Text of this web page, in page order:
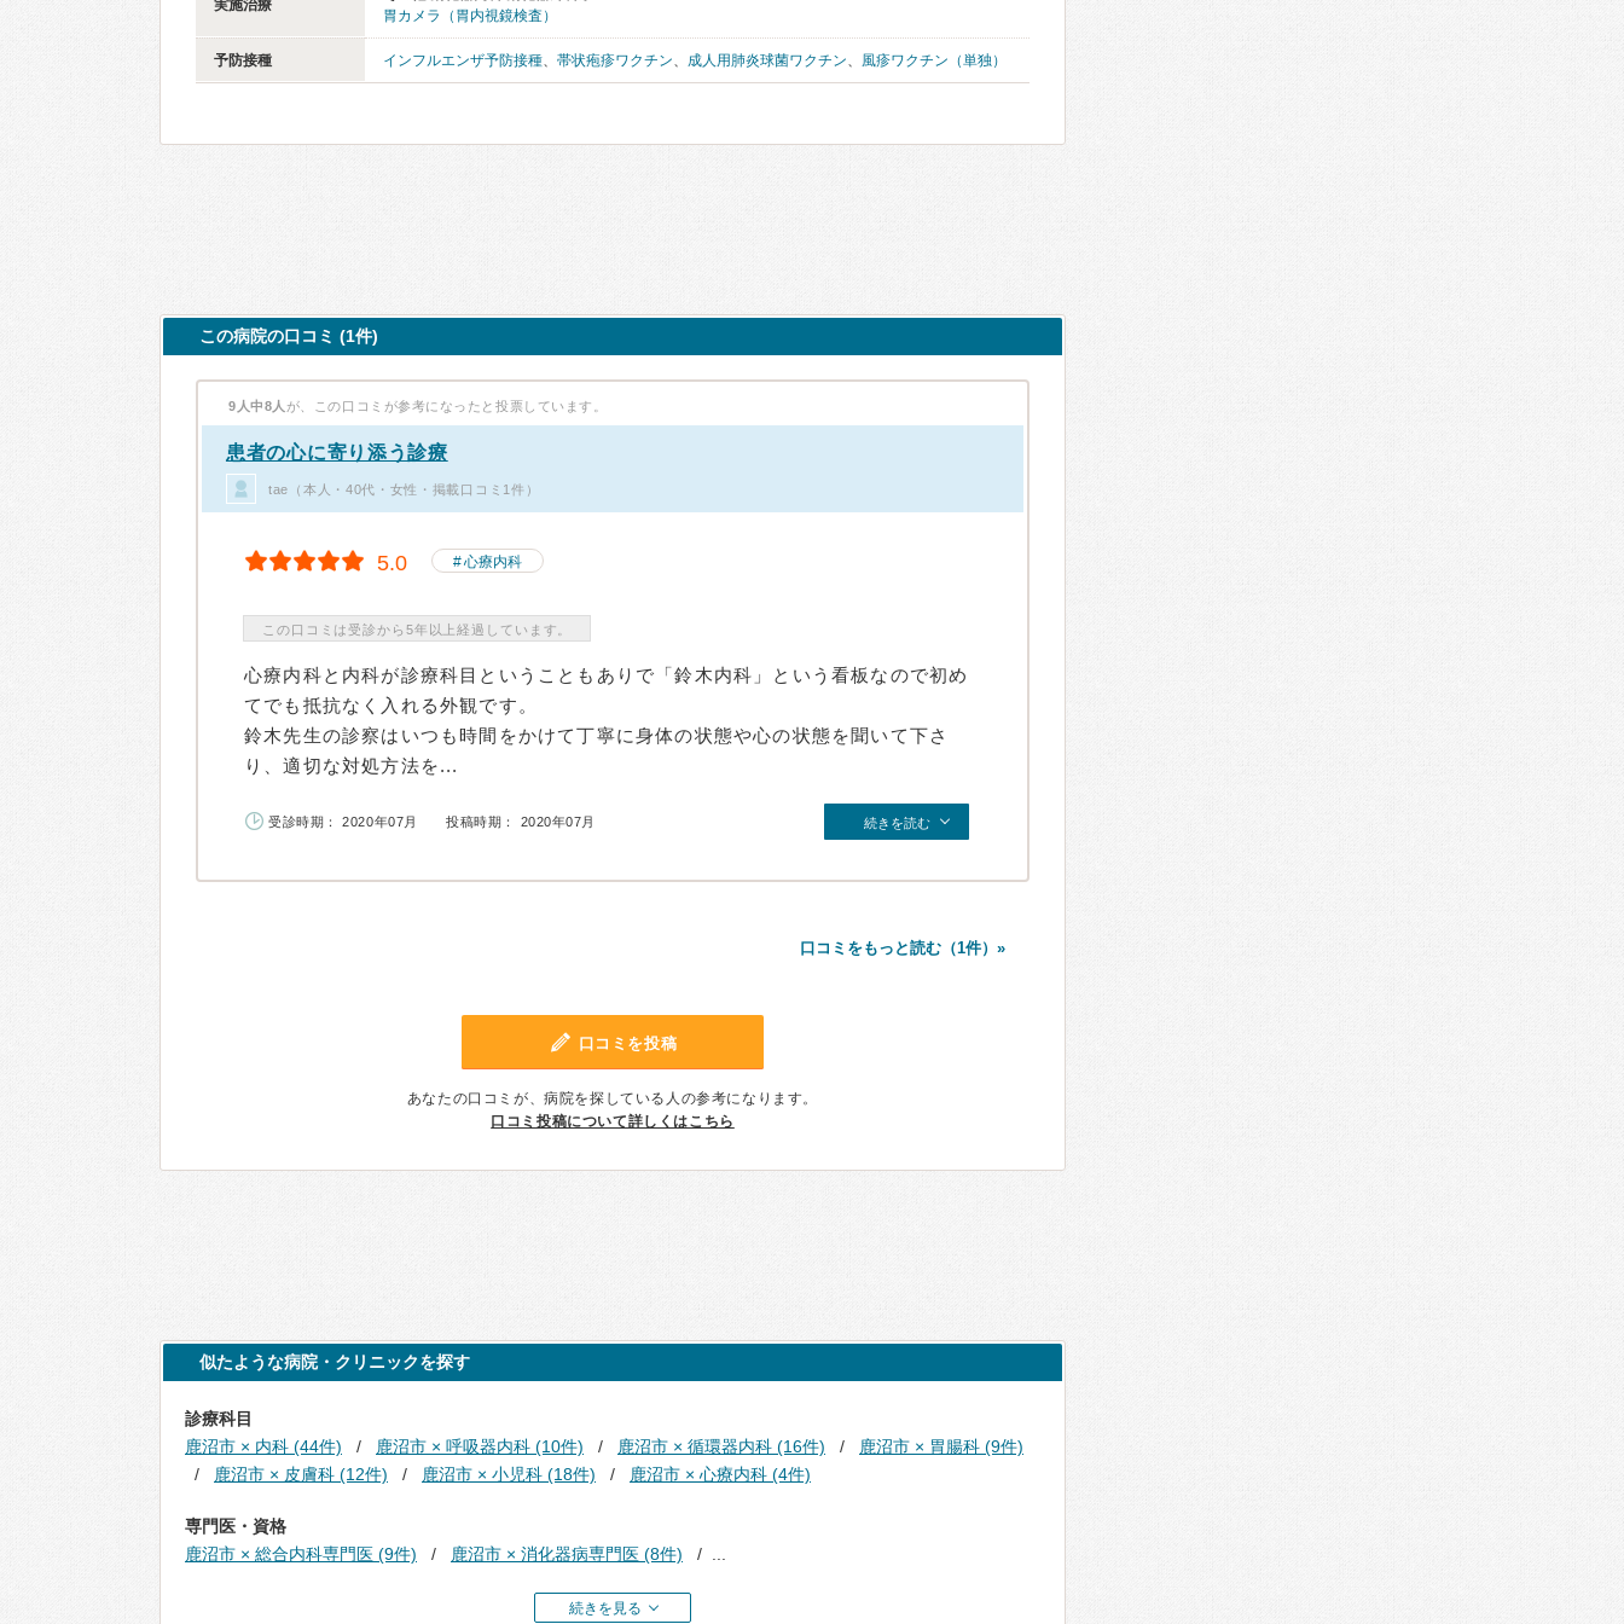
実施治療
胃カメラ（胃内視鏡検査）
予防接種 インフルエンザ予防接種、 帯状疱疹ワクチン、 成人用肺炎球菌ワクチン、 風疹ワクチン（単独）
この病院の口コミ (1件)
9人中8人 が、この口コミが参考になったと投票しています。
患者の心に寄り添う診療
tae（本人・40代・女性・掲載口コミ1件）
5.0 心療内科
この口コミは受診から5年以上経過しています。
心療内科と内科が診療科目ということもありで「鈴木内科」という看板なので初め
てでも抵抗なく入れる外観です。
鈴木先生の診察はいつも時間をかけて丁寧に身体の状態や心の状態を聞いて下さ
り、適切な対処方法を...
受診時期： 2020年07月 投稿時期： 2020年07月 続きを読む
口コミをもっと読む（1件）»
口コミを投稿
あなたの口コミが、病院を探している人の参考になります。
口コミ投稿について詳しくはこちら
似たような病院・クリニックを探す
診療科目
鹿沼市 × 内科 (44件)
鹿沼市 × 呼吸器内科 (10件) 鹿沼市 × 循環器内科 (16件)
鹿沼市 × 胃腸科 (9件)
鹿沼市 × 皮膚科 (12件)
鹿沼市 × 小児科 (18件) 鹿沼市 × 心療内科 (4件)
専門医・資格
鹿沼市 × 総合内科専門医 (9件)
鹿沼市 × 消化器病専門医 (8件)
続きを見る